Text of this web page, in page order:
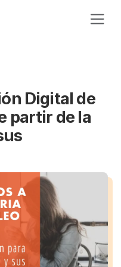
Digital de
partir de la